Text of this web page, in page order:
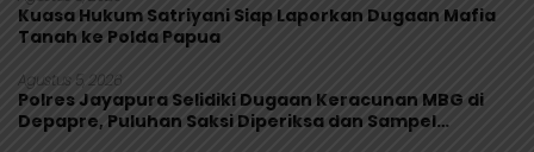
Kuasa Hukum Satriyani Siap Laporkan Dugaan Mafia
Tanah ke Polda Papua
Agustus 5, 2026
Polres Jayapura Selidiki Dugaan Keracunan MBG di
Depapre, Puluhan Saksi Diperiksa dan Sampel